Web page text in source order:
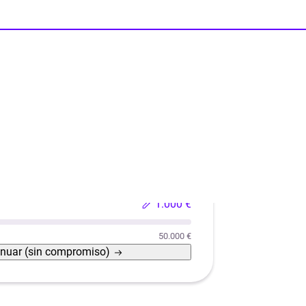
1.000 €
50.000 €
(sin compromiso)